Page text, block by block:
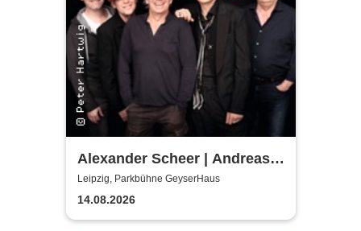
Alexander Scheer | Andreas
Dresen & Band spielen (nicht
nur) Gundermann
Leipzig, Parkbühne GeyserHaus
14.08.2026